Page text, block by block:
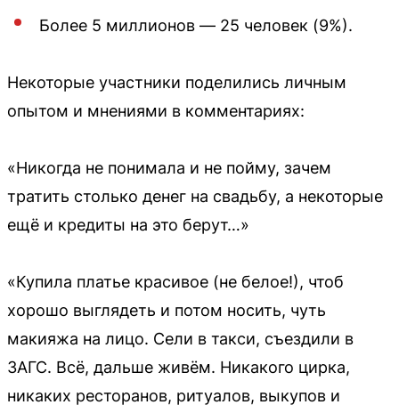
Более 5 миллионов — 25 человек (9%).
Некоторые участники поделились личным
опытом и мнениями в комментариях:
«Никогда не понимала и не пойму, зачем
тратить столько денег на свадьбу, а некоторые
ещё и кредиты на это берут…»
«Купила платье красивое (не белое!), чтоб
хорошо выглядеть и потом носить, чуть
макияжа на лицо. Сели в такси, съездили в
ЗАГС. Всё, дальше живём. Никакого цирка,
никаких ресторанов, ритуалов, выкупов и